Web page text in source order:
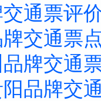
通票评
交通票
牌交通
品牌交